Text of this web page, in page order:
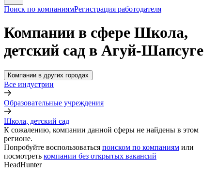
Поиск по компаниямРегистрация работодателя
Компании в сфере Школа,
детский сад в Агуй-Шапсуге
Компании в других городах
Все индустрии
Образовательные учреждения
Школа, детский сад
К сожалению, компании данной сферы не найдены в этом
регионе.
Попробуйте воспользоваться поиском по компаниям или
посмотреть компании без открытых вакансий
HeadHunter